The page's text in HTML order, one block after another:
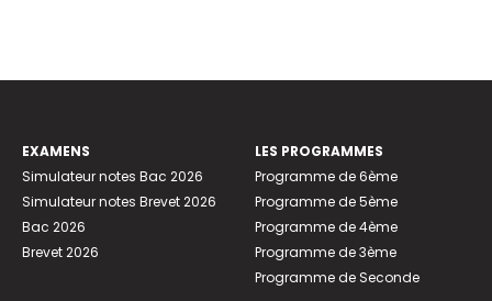
EXAMENS
Simulateur notes Bac 2026
Simulateur notes Brevet 2026
Bac 2026
Brevet 2026
LES PROGRAMMES
Programme de 6ème
Programme de 5ème
Programme de 4ème
Programme de 3ème
Programme de Seconde